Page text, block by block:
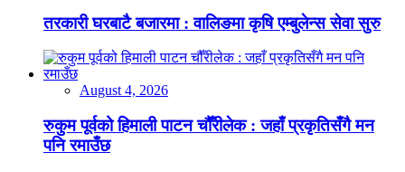
तरकारी घरबाटै बजारमा : वालिङमा कृषि एम्बुलेन्स सेवा सुरु
August 4, 2026
रुकुम पूर्वको हिमाली पाटन चौँरीलेक : जहाँ प्रकृतिसँगै मन
पनि रमाउँछ